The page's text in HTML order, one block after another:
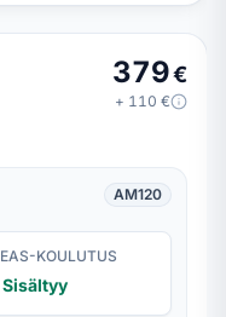
379€
+ 110 €
AM120
EAS-KOULUTUS
Sisältyy